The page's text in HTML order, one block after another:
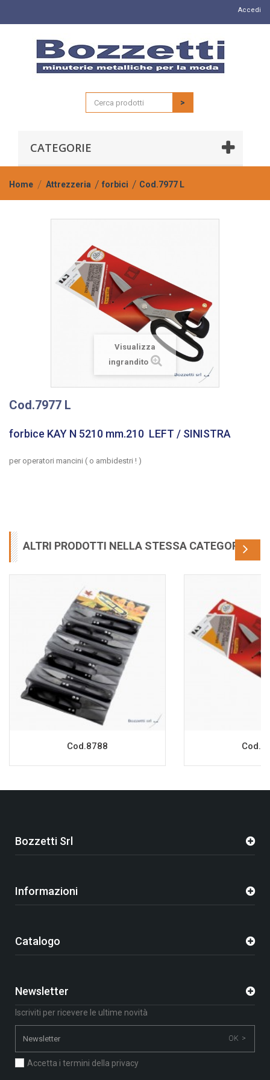
Accedi
>
CATEGORIE
Home Attrezzeria forbici Cod.7977 L
Visualizza
ingrandito
Cod.7977 L
forbice KAY N 5210 mm.210 LEFT / SINISTRA
per operatori mancini ( o ambidestri ! )
ALTRI PRODOTTI NELLA STESSA CATEGORIA
Cod.8788
Bozzetti Srl
Informazioni
Catalogo
Newsletter
Iscriviti per ricevere le ultime novità
OK >
Accetta i termini della privacy